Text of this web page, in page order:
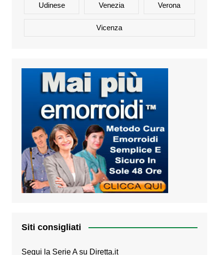
Udinese Venezia Verona
Vicenza
Siti consigliati
Segui la Serie A su Diretta.it